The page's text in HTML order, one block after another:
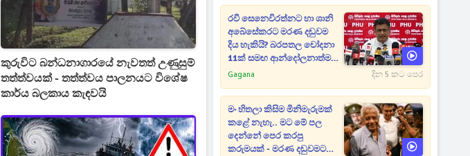
කුරුවිට බන්ධනාගාරයේ නැවතත් උණුසුම්
තත්ත්වයක් - තත්ත්වය පාලනයට විශේෂ
කාර්ය බලකාය කැඳවයි
රවී සෙනෙවිරත්නට හා ශානි
අබේසේකරට මරණ දඬුවම
දිය හැකියි? බරපතල චෝදනා
11ක් සමඟ ආන්දෝලනාත්මක
ප්‍රකාශයක් [VIDEO]
Gagana දින 5 කට පෙර
මං හිතලා කිසිම මිනිමැරුමක්
කළේ නැහැ.. මට මේ පල
දෙන්නේ පෙර කරපු
කරුමයක් - මරණ දඬුවමට